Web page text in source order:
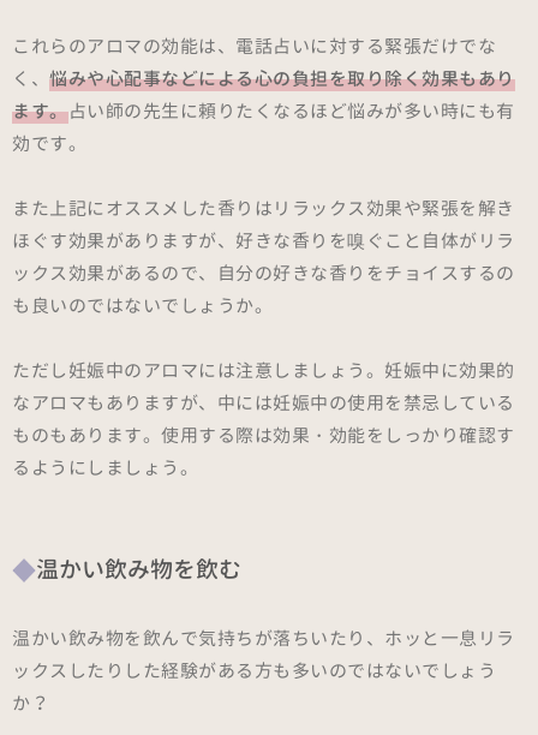
これらのアロマの効能は、電話占いに対する緊張だけでな
く、 悩みや心配事などによる心の負担を取り除く効果もあり
ます。占い師の先生に頼りたくなるほど悩みが多い時にも有
効です。
また上記にオススメした香りはリラックス効果や緊張を解き
ほぐす効果がありますが、好きな香りを嗅ぐこと自体がリラ
ックス効果があるので、自分の好きな香りをチョイスするの
も良いのではないでしょうか。
ただし妊娠中のアロマには注意しましょう。妊娠中に効果的
なアロマもありますが、中には妊娠中の使用を禁忌している
ものもあります。使用する際は効果・効能をしっかり確認す
るようにしましょう。
温かい飲み物を飲む
温かい飲み物を飲んで気持ちが落ちいたり、ホッと一息リラ
ックスしたりした経験がある方も多いのではないでしょう
か？